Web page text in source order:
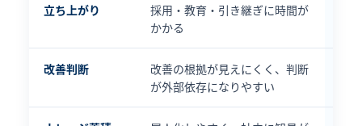
立ち上がり
採用・教育・引き継ぎに時間が
かかる
改善判断
改善の根拠が見えにくく、判断
が外部依存になりやすい